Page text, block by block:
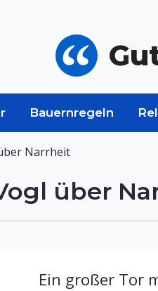
Bauernregeln
Narrheit
über
Ein großer Tor